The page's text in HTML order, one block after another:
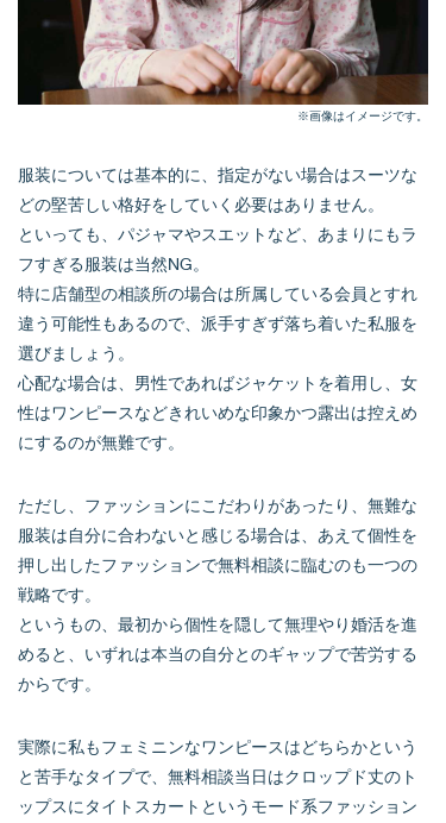
※画像はイメージです。
服装については基本的に、指定がない場合はスーツな
どの堅苦しい格好をしていく必要はありません。
といっても、パジャマやスエットなど、あまりにもラ
フすぎる服装は当然NG。
特に店舗型の相談所の場合は所属している会員とすれ
違う可能性もあるので、派手すぎず落ち着いた私服を
選びましょう。
心配な場合は、男性であればジャケットを着用し、女
性はワンピースなどきれいめな印象かつ露出は控えめ
にするのが無難です。
ただし、ファッションにこだわりがあったり、無難な
服装は自分に合わないと感じる場合は、あえて個性を
押し出したファッションで無料相談に臨むのも一つの
戦略です。
というもの、最初から個性を隠して無理やり婚活を進
めると、いずれは本当の自分とのギャップで苦労する
からです。
実際に私もフェミニンなワンピースはどちらかという
と苦手なタイプで、無料相談当日はクロップド丈のト
ップスにタイトスカートというモード系ファッション